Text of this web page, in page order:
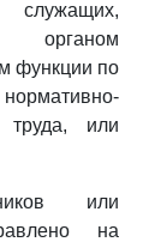
органом
функции по
или
или
на